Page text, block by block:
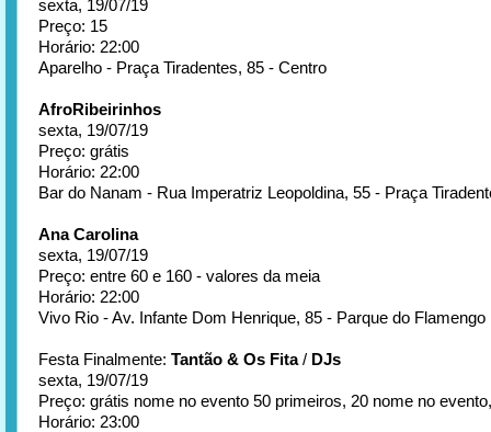
sexta, 19/07/19
Preço: 15
Horário: 22:00
Aparelho - Praça Tiradentes, 85 - Centro
AfroRibeirinhos
sexta, 19/07/19
Preço: grátis
Horário: 22:00
Bar do Nanam - Rua Imperatriz Leopoldina, 55 - Praça
Ana Carolina
sexta, 19/07/19
Preço: entre 60 e 160 - valores da meia
Horário: 22:00
Vivo Rio - Av. Infante Dom Henrique, 85 - Parque do Flamengo
Festa Finalmente: Tantão & Os Fita/ DJs
sexta, 19/07/19
Preço: grátis nome no evento 50 primeiros, 20 nome no
Horário: 23:00